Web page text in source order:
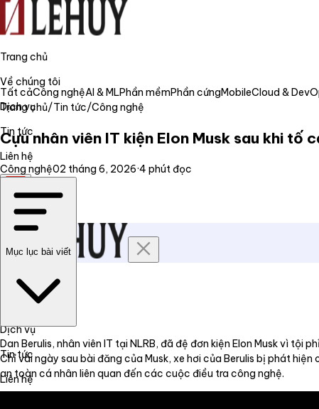
Trang chủ
Về chúng tôi
Dịch vụ
Tin tức
Liên hệ
Trang chủ
Về chúng tôi
Dịch vụ
Tin tức
Liên hệ
Tất cảCông nghệAI & MLPhần mềmPhần cứngMobileCloud &
Trang chủ/Tin tức/Công nghệ
Cựu nhân viên IT kiện Elon Musk sau khi tố
Công nghệ02 tháng 6, 2026·4 phút đọc
Mục lục bài viết
Dan Berulis, nhân viên IT tại NLRB, đã đệ đơn kiện Elon Musk vì tội
Chỉ vài ngày sau bài đăng của Musk, xe hơi của Berulis bị phát
an toàn cá nhân liên quan đến các cuộc điều tra công nghệ.